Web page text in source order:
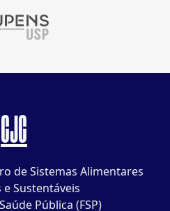
CJC
de Sistemas Alimentares
e Sustentáveis
Pública (FSP)